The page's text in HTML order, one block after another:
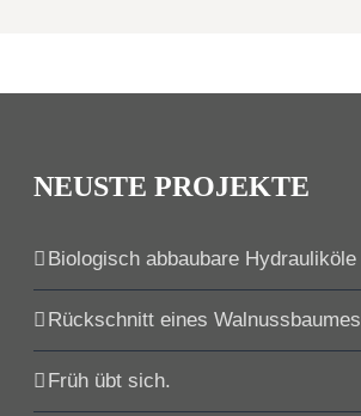
NEUSTE PROJEKTE
Biologisch abbaubare Hydrauliköle
Rückschnitt eines Walnussbaumes
Früh übt sich.